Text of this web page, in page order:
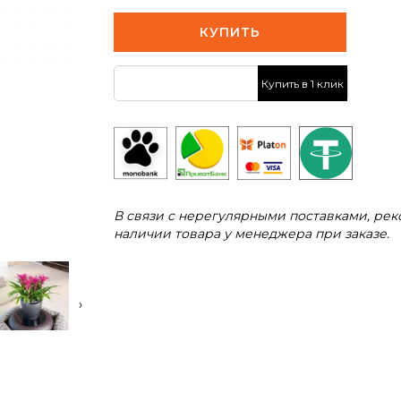
›
КУПИТЬ
Купить в 1 клик
В связи с нерегулярными поставками,
наличии товара у менеджера при заказе.